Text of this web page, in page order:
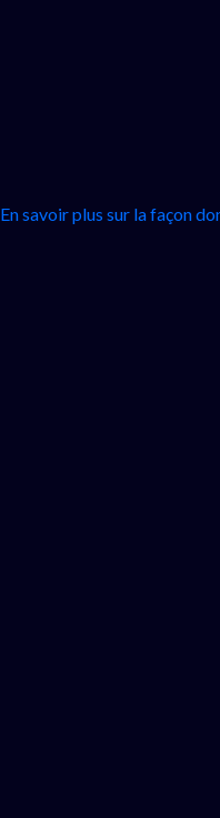
En savoir plus sur la façon